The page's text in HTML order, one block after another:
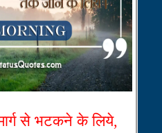
से भटकने के लिये,